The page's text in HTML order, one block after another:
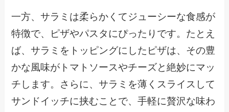
一方、サラミは柔らかくてジューシーな食感が
特徴で、ピザやパスタにぴったりです。たとえ
ば、サラミをトッピングにしたピザは、その豊
かな風味がトマトソースやチーズと絶妙にマッ
チします。さらに、サラミを薄くスライスして
サンドイッチに挟むことで、手軽に贅沢な味わ